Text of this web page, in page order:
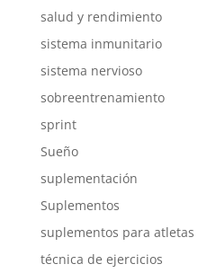
salud y rendimiento
sistema inmunitario
sistema nervioso
sobreentrenamiento
sprint
Sueño
suplementación
Suplementos
suplementos para atletas
técnica de ejercicios